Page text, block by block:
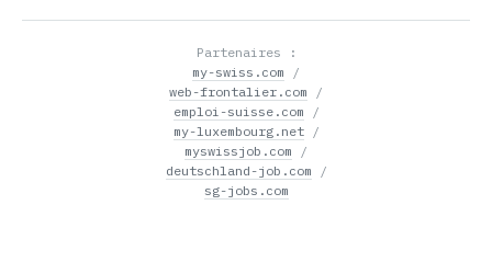
Partenaires :
my-swiss.com /
web-frontalier.com /
emploi-suisse.com /
my-luxembourg.net/
myswissjob.com /
deutschland-job.com /
sg-jobs.com